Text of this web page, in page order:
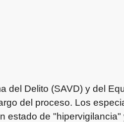
del Delito (SAVD) y del
del proceso. Los
estado de "hipervigilancia"